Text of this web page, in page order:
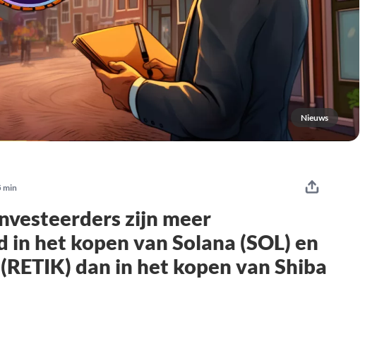
Nieuws
min
zijn meer
in het kopen van Solana (SOL) en
dan in het kopen van Shiba